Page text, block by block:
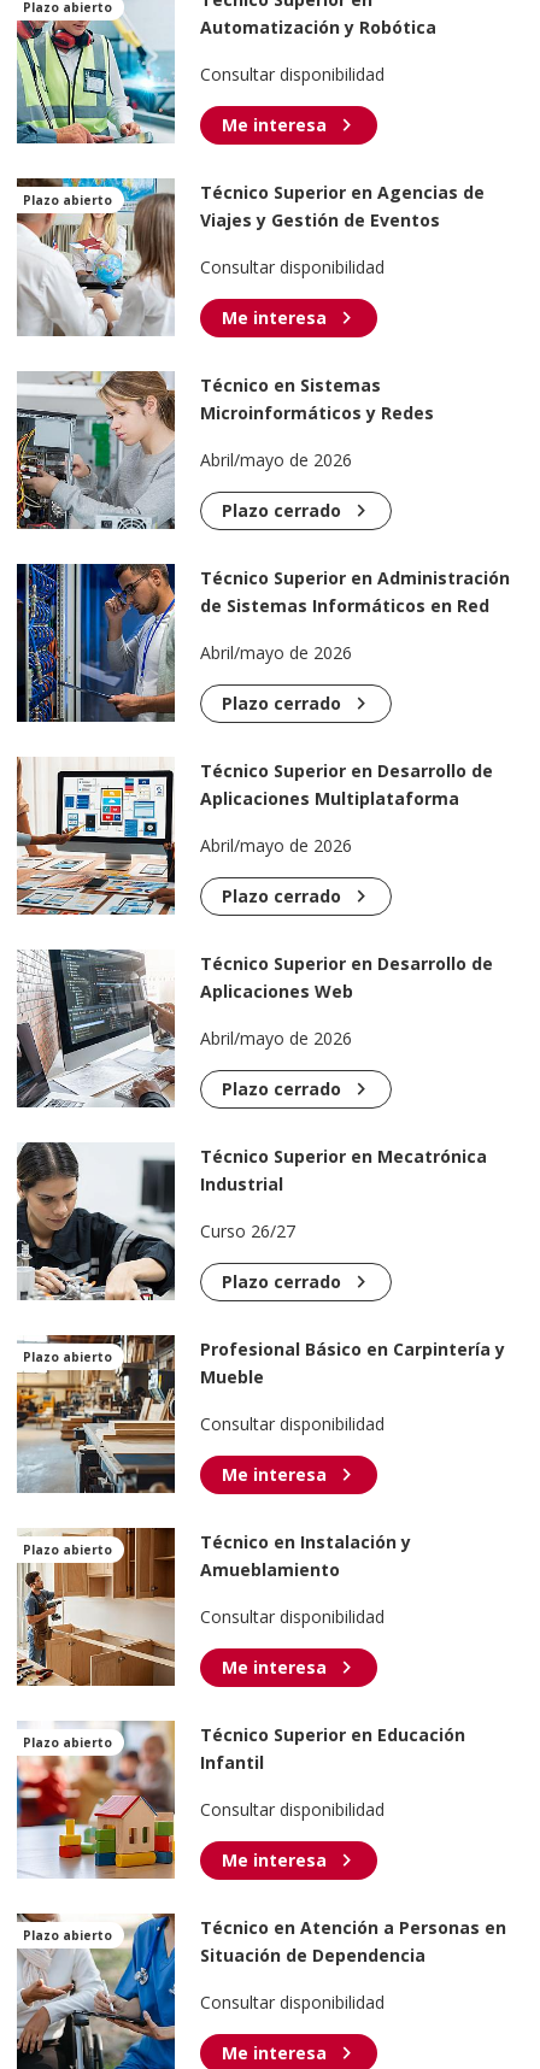
Plazo abierto
Automatización y Robótica
Consultar disponibilidad
Me interesa chevron_right
Plazo abierto
Técnico Superior en Agencias de
Viajes y Gestión de Eventos
Consultar disponibilidad
Me interesa chevron_right
Técnico en Sistemas
Microinformáticos y Redes
Abril/mayo de 2026
Plazo cerrado chevron_right
Técnico Superior en Administración
de Sistemas Informáticos en Red
Abril/mayo de 2026
Plazo cerrado chevron_right
Técnico Superior en Desarrollo de
Aplicaciones Multiplataforma
Abril/mayo de 2026
Plazo cerrado chevron_right
Técnico Superior en Desarrollo de
Aplicaciones Web
Abril/mayo de 2026
Plazo cerrado chevron_right
Técnico Superior en Mecatrónica
Industrial
Curso 26/27
Plazo cerrado chevron_right
Plazo abierto
Profesional Básico en Carpintería y
Mueble
Consultar disponibilidad
Me interesa chevron_right
Plazo abierto
Técnico en Instalación y
Amueblamiento
Consultar disponibilidad
Me interesa chevron_right
Plazo abierto
Técnico Superior en Educación
Infantil
Consultar disponibilidad
Me interesa chevron_right
Plazo abierto
Técnico en Atención a Personas en
Situación de Dependencia
Consultar disponibilidad
Me interesa chevron_right